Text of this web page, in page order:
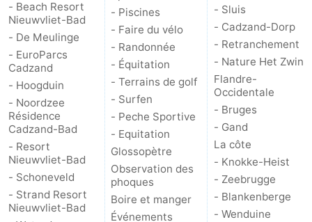
- Beach Resort
Nieuwvliet-Bad
- De Meulinge
- EuroParcs
Cadzand
- Hoogduin
- Noordzee
Résidence
Cadzand-Bad
- Resort
Nieuwvliet-Bad
- Schoneveld
- Strand Resort
Nieuwvliet-Bad
- Piscines
- Faire du vélo
- Randonnée
- Équitation
- Terrains de golf
- Surfen
- Peche Sportive
- Equitation
Glossopètre
Observation des
phoques
Boire et manger
Événements
- Sluis
- Cadzand-Dorp
- Retranchement
- Nature Het Zwin
Flandre-
Occidentale
- Bruges
- Gand
La côte
- Knokke-Heist
- Zeebrugge
- Blankenberge
- Wenduine